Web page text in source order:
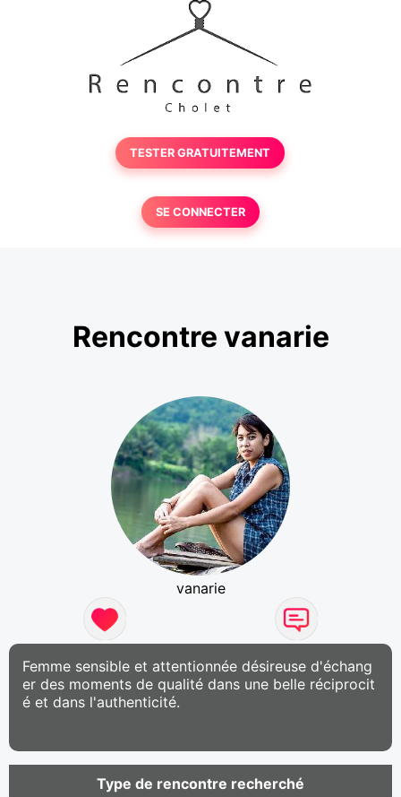
TESTER GRATUITEMENT
SE CONNECTER
Rencontre vanarie
vanarie
Femme sensible et attentionnée désireuse d'échang
er des moments de qualité dans une belle réciprocit
é et dans l'authenticité.
Type de rencontre recherché